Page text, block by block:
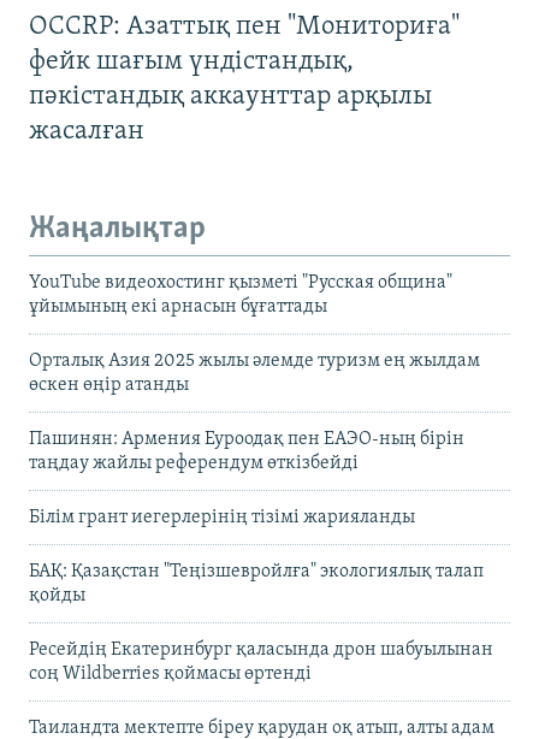
OCCRP: Азаттық пен "Мониториға"
фейк шағым үндістандық,
пәкістандық аккаунттар арқылы
жасалған
Жаңалықтар
YouTube видеохостинг қызметі "Русская община"
ұйымының екі арнасын бұғаттады
Орталық Азия 2025 жылы әлемде туризм ең жылдам
өскен өңір атанды
Пашинян: Армения Еуроодақ пен ЕАЭО-ның бірін
таңдау жайлы референдум өткізбейді
Білім грант иегерлерінің тізімі жарияланды
БАҚ: Қазақстан "Теңізшевройлға" экологиялық талап
қойды
Ресейдің Екатеринбург қаласында дрон шабуылынан
соң Wildberries қоймасы өртенді
Таиландта мектепте біреу қарудан оқ атып, алты адам